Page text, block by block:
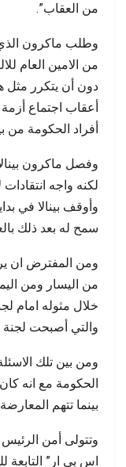
من العقاب”.
وطلب ماكرون الذي
من الامين العام
دون أن يتكرر مثل
أعقاب اجتماع
أفراد الحكومة من
وفصل ماكرون
لكنه واجه
سمح له بعد ذلك
ومن المفترض ان
من اليسار ومن
خلال مثوله امام
والتي أصبحت
ومن بين تلك
الحكومة مع انه
بينما تتهم
وتتولى أمن
اس بي ار”